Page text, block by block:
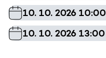
10. 10. 2026 10:00
10. 10. 2026 13:00